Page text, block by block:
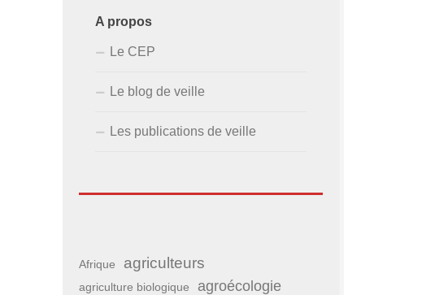
A propos
Le CEP
Le blog de veille
Les publications de veille
Afrique agriculteurs
agriculture biologique agroécologie